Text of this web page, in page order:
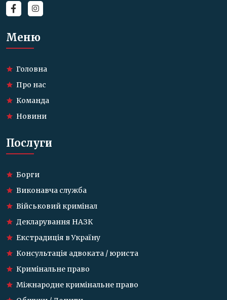
Меню
Головна
Про нас
Команда
Новини
Послуги
Борги
Виконавча служба
Військовий кримінал
Декларування НАЗК
Екстрадиція в Україну
Консультація адвоката / юриста
Кримінальне право
Міжнародне кримінальне право